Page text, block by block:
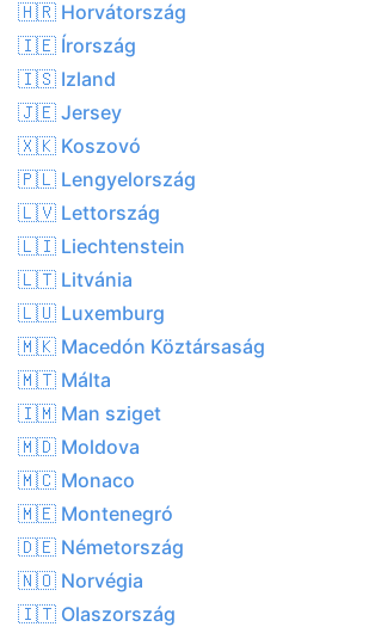
39.3°C
32.2°C
25.6°C
21%
9.4 kph
0.0 mm
9.0
AM
PM
Waxing
🇭🇷 Horvátország
🇮🇪 Írország
🇮🇸 Izland
🇯🇪 Jersey
🇽🇰 Koszovó
🇵🇱 Lengyelország
🇱🇻 Lettország
🇱🇮 Liechtenstein
🇱🇹 Litvánia
🇱🇺 Luxemburg
🇲🇰 Macedón Köztársaság
🇲🇹 Málta
🇮🇲 Man sziget
🇲🇩 Moldova
🇲🇨 Monaco
🇲🇪 Montenegró
🇩🇪 Németország
🇳🇴 Norvégia
🇮🇹 Olaszország